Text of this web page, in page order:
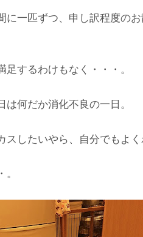
に一匹ずつ、申し訳程度の
足するわけもなく・・・。
は何だか消化不良の一日。
スしたいやら、自分でもよ